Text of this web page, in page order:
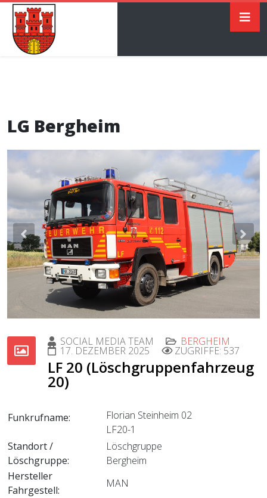
LG Bergheim
Previous
SOCIAL MEDIA TEAM BERGHEIM
17. DEZEMBER 2025 ZUGRIFFE: 537
LF 20 (Löschgruppenfahrzeug
20)
Funkrufname:
Florian Steinheim 02
LF20-1
Standort /
Löschgruppe:
Löschgruppe
Bergheim
Hersteller
Fahrgestell:
MAN